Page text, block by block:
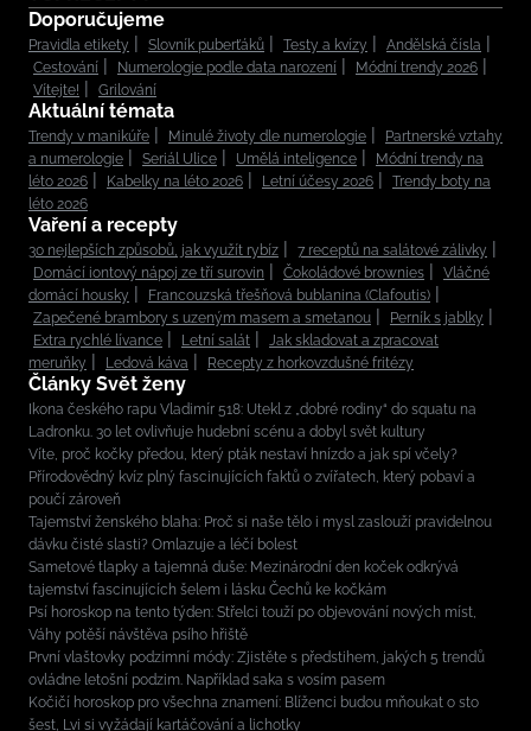
Doporučujeme
Pravidla etikety Slovník puberťáků Testy a kvízy
Andělská čísla
Cestování
Numerologie podle data narození
Módní trendy 2026
Vítejte!
Grilování
Aktuální témata
Trendy v manikúře Minulé životy dle numerologie
Partnerské vztahy
a numerologie
Seriál Ulice Umělá inteligence
Módní trendy na
léto 2026
Kabelky na léto 2026 Letní účesy 2026
Trendy boty na
léto 2026
Vaření a recepty
30 nejlepších způsobů, jak využít rybíz
7 receptů na salátové zálivky
Domácí iontový nápoj ze tří surovin
Čokoládové brownies
Vláčné
domácí housky
Francouzská třešňová bublanina (Clafoutis)
Zapečené brambory s uzeným masem a smetanou
Perník s jablky
Extra rychlé lívance
Letní salát
Jak skladovat a zpracovat
meruňky
Ledová káva Recepty z horkovzdušné fritézy
Články Svět ženy
Ikona českého rapu Vladimír 518: Utekl z „dobré rodiny“ do squatu na
Ladronku. 30 let ovlivňuje hudební scénu a dobyl svět kultury
Víte, proč kočky předou, který pták nestaví hnízdo a jak spí včely?
Přírodovědný kvíz plný fascinujících faktů o zvířatech, který pobaví a
poučí zároveň
Tajemství ženského blaha: Proč si naše tělo i mysl zaslouží pravidelnou
dávku čisté slasti? Omlazuje a léčí bolest
Sametové tlapky a tajemná duše: Mezinárodní den koček odkrývá
tajemství fascinujících šelem i lásku Čechů ke kočkám
Psí horoskop na tento týden: Střelci touží po objevování nových míst,
Váhy potěší návštěva psího hřiště
První vlaštovky podzimní módy: Zjistěte s předstihem, jakých 5 trendů
ovládne letošní podzim. Například saka s vosím pasem
Kočičí horoskop pro všechna znamení: Blíženci budou mňoukat o sto
šest, Lvi si vyžádají kartáčování a lichotky